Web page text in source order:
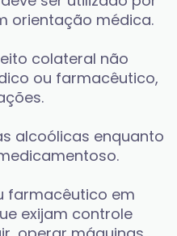
orientação médica.
colateral não
ou farmacêutico,
alcoólicas enquanto
farmacêutico em
exijam controle